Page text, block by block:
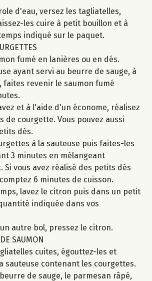
d'eau, versez les tagliatelles,
les cuire à petit bouillon et à
indiqué sur le paquet.
fumé en lanières ou en dés.
ayant servi au beurre de sauge, à
faites revenir le saumon fumé
et à l'aide d'un économe, réalisez
de courgette. Vous pouvez aussi
dés.
à la sauteuse puis faites-les
3 minutes en mélangeant
Si vous avez réalisé des petits dés
6 minutes de cuisson.
lavez le citron puis dans un petit
indiquée dans vos
autre bol, pressez le citron.
SAUMON
cuites, égouttez-les et
sauteuse contenant les courgettes.
de sauge, le parmesan râpé,